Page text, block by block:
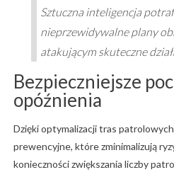
Sztuczna inteligencja
nieprzewidywalne plany
atakującym skuteczne
Bezpieczniejsze
opóźnienia
Dzięki optymalizacji tras patrolowych
prewencyjne, które zminimalizują
konieczności zwiększania liczby